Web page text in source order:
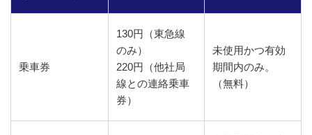
乗車券
130円（東急線
のみ）
220円（他社局
線との連絡乗車
券）
未使用かつ有効
期間内のみ。
（無料）